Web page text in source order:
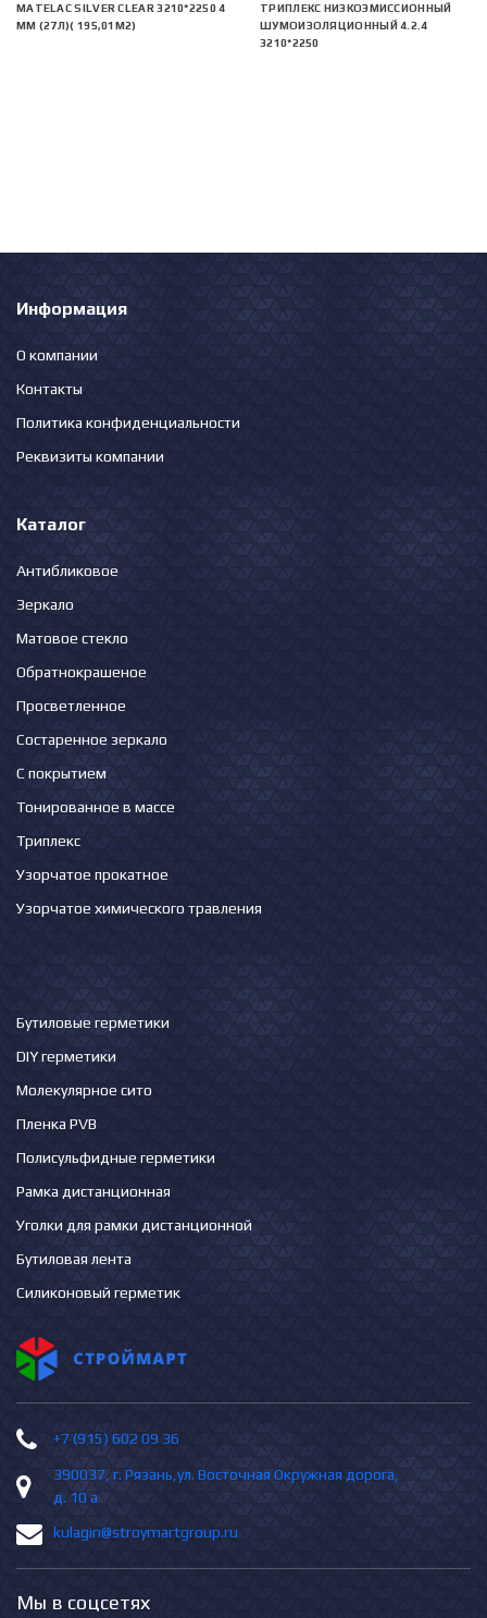
MATELAC SILVER CLEAR 3210*2250 4
ММ (27Л)( 195,01М2)
ТРИПЛЕКС НИЗКОЭМИССИОННЫЙ
ШУМОИЗОЛЯЦИОННЫЙ 4.2.4
3210*2250
Информация
О компании
Контакты
Политика конфиденциальности
Реквизиты компании
Каталог
Антибликовое
Зеркало
Матовое стекло
Обратнокрашеное
Просветленное
Состаренное зеркало
С покрытием
Тонированное в массе
Триплекс
Узорчатое прокатное
Узорчатое химического травления
Бутиловые герметики
DIY герметики
Молекулярное сито
Пленка PVB
Полисульфидные герметики
Рамка дистанционная
Уголки для рамки дистанционной
Бутиловая лента
Силиконовый герметик
+7 (915) 602 09 36
390037, г. Рязань,ул. Восточная Окружная дорога,
д. 10 а
kulagin@stroymartgroup.ru
Мы в соцсетях